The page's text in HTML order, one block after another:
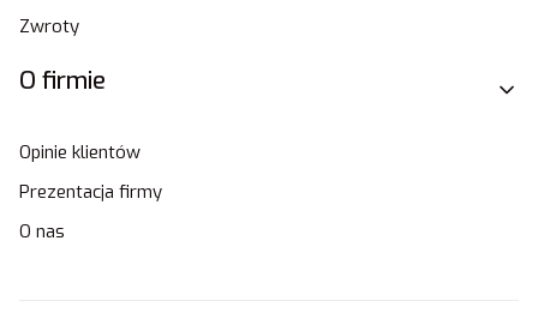
Zwroty
O firmie
Opinie klientów
Prezentacja firmy
O nas